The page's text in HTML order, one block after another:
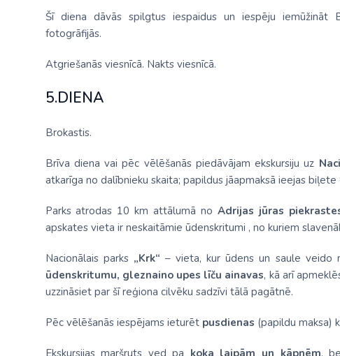
Šī diena dāvās spilgtus iespaidus un iespēju iemūžināt
fotogrāfijās.
Atgriešanās viesnīcā. Nakts viesnīcā.
5.DIENA
Brokastis.
Brīva diena vai pēc vēlēšanās piedāvājam ekskursiju uz
atkarīga no dalībnieku skaita; papildus jāapmaksā ieejas biļete
Parks atrodas 10 km attālumā noAdrijas jūras
apskates vieta ir neskaitāmie ūdenskritumi , no kuriem
Nacionālais parks „Krk“ – vieta, kur ūdens un saule veido
ūdenskritumu, gleznaino upes līču ainavas, kā arī
uzzināsiet par šī reģiona cilvēku sadzīvi tālā pagātnē.
Pēc vēlēšanās iespējams ieturēt pusdienas (papildu maksa)
Ekskursijas maršruts ved pa koka laipām un kāpnēm,